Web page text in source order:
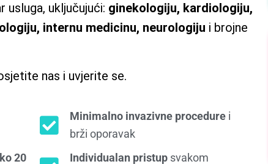
usluga, uključujući: ginekologiju, kardiologiju,
internu medicinu, neurologiju i brojne
nas i uvjerite se.
20
Minimalno invazivne procedurei
brži oporavak
Individualan pristupsvakom